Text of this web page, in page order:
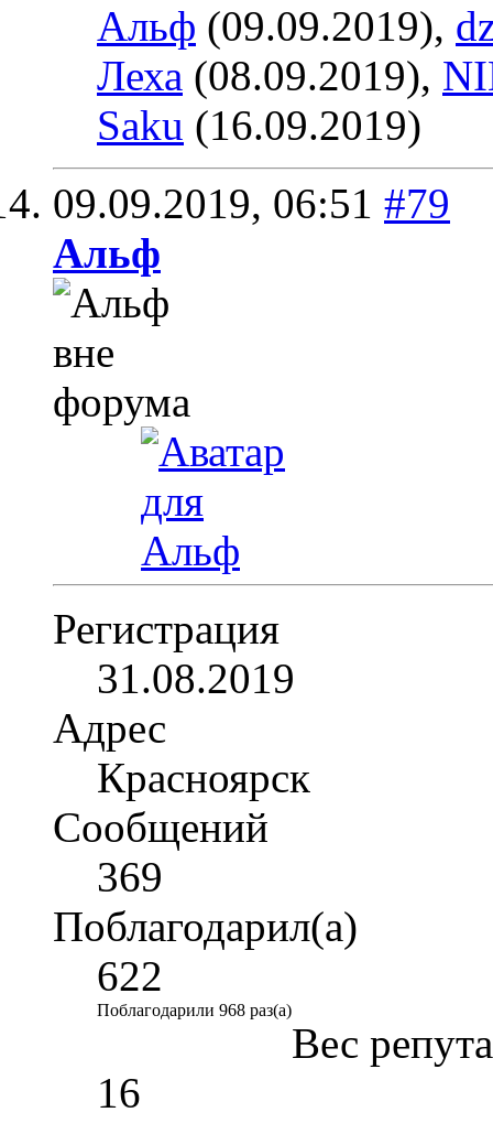
Альф (09.09.2019),
Леха (08.09.2019),
Saku (16.09.2019)
09.09.2019, 06:51 #79
Альф
Регистрация
31.08.2019
Адрес
Красноярск
Сообщений
369
Поблагодарил(а)
622
Поблагодарили 968 раз(а)
Вес
16